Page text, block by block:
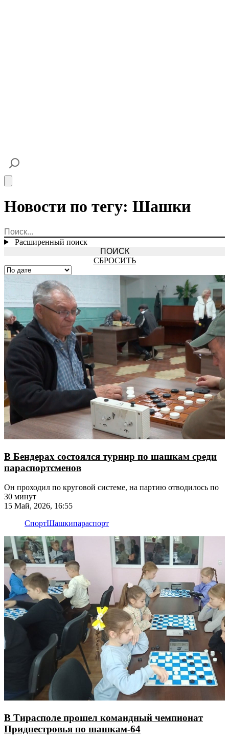
Новости по тегу: Шашки
Расширенный поиск
СБРОСИТЬ
В Бендерах состоялся турнир по шашкам среди
параспортсменов
Он проходил по круговой системе, на партию отводилось по
30 минут
15 Май, 2026, 16:55
СпортШашкипараспорт
В Тирасполе прошел командный чемпионат
Приднестровья по шашкам-64